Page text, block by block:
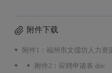
附件下载
附件1：福州市文儒坊人力资
附件2：应聘申请表.doc